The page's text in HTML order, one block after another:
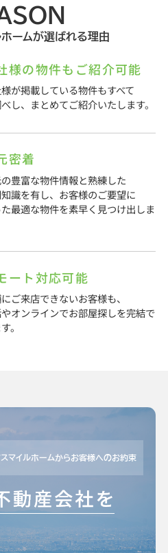
ホームが選ばれる理由
様の物件もご紹介可能
が掲載している物件もすべて
し、まとめてご紹介いたします。
密着
豊富な物件情報と熟練した
識を有し、お客様のご要望に
最適な物件を素早く見つけ出しま
ート対応可能
ご来店できないお客様も、
オンラインでお部屋探しを完結で
。
スマイルホームからお客様へのお約束